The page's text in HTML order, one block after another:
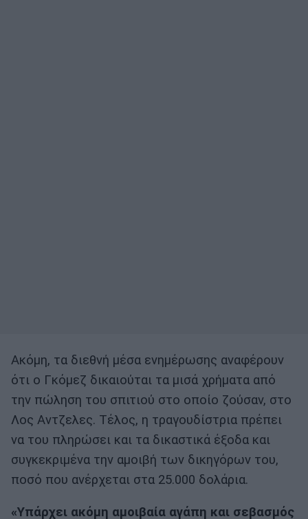
Ακόμη, τα διεθνή μέσα ενημέρωσης αναφέρουν
ότι ο Γκόμεζ δικαιούται τα μισά χρήματα από
την πώληση του σπιτιού στο οποίο ζούσαν, στο
Λος Αντζελες. Τέλος, η τραγουδίστρια πρέπει
να του πληρώσει και τα δικαστικά έξοδα και
συγκεκριμένα την αμοιβή των δικηγόρων του,
ποσό που ανέρχεται στα 25.000 δολάρια.
«Υπάρχει ακόμη αμοιβαία αγάπη και σεβασμός